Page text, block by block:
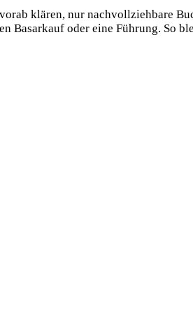
klären, nur nachvollziehbare
Basarkauf oder eine Führung. So